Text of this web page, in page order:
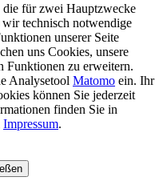
die für zwei Hauptzwecke
technisch notwendige
unserer Seite
uns Cookies, unsere
Funktionen zu erweitern.
Analysetool Matomo ein. Ihr
können Sie jederzeit
finden Sie in
Impressum.